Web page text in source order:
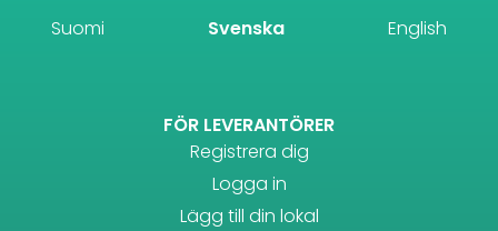
Suomi Svenska English
FÖR LEVERANTÖRER
Registrera dig
Logga in
Lägg till din lokal